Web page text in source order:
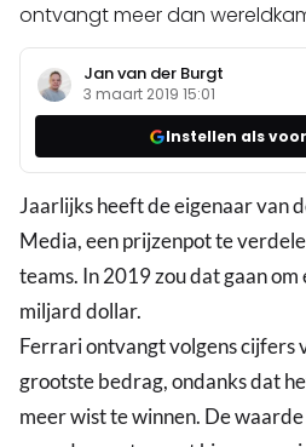
ontvangt meer dan
Jan van der Burgt
3 maart 2019 15:01
Instellen als
Jaarlijks heeft de eigenaar van
Media, een prijzenpot te
teams. In 2019 zou dat gaan
miljard dollar.
Ferrari ontvangt volgens cijfers
grootste bedrag, ondanks dat
meer wist te winnen. De